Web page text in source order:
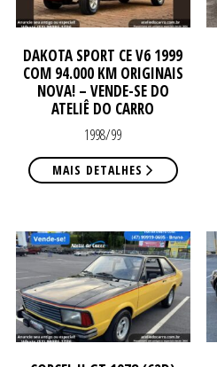
DAKOTA SPORT CE V6 1999
COM 94.000 KM ORIGINAIS
NOVA! – VENDE-SE DO
ATELIÊ DO CARRO
1998/99
MAIS DETALHES